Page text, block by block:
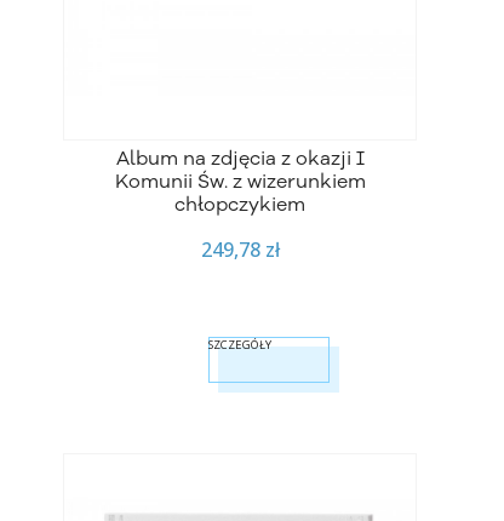
Album na zdjęcia z okazji I
Komunii Św. z wizerunkiem
chłopczykiem
249,78 zł
SZCZEGÓŁY